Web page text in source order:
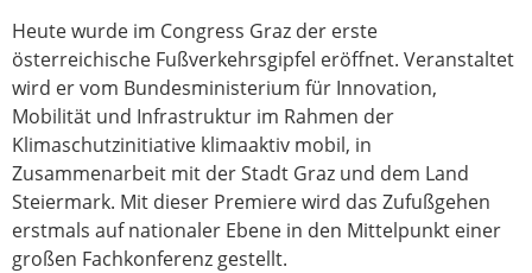
Heute wurde im Congress Graz der erste
österreichische Fußverkehrsgipfel eröffnet. Veranstaltet
wird er vom Bundesministerium für Innovation,
Mobilität und Infrastruktur im Rahmen der
Klimaschutzinitiative klimaaktiv mobil, in
Zusammenarbeit mit der Stadt Graz und dem Land
Steiermark. Mit dieser Premiere wird das Zufußgehen
erstmals auf nationaler Ebene in den Mittelpunkt einer
großen Fachkonferenz gestellt.